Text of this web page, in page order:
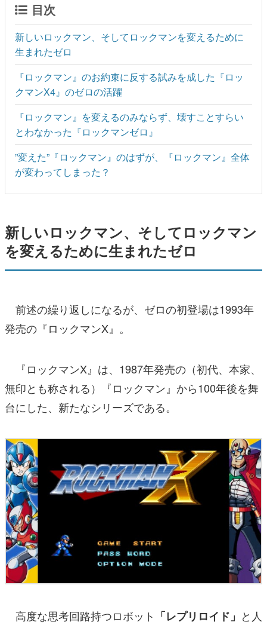
目次
新しいロックマン、そしてロックマンを変えるために
生まれたゼロ
『ロックマン』のお約束に反する試みを成した『ロッ
クマンX4』のゼロの活躍
『ロックマン』を変えるのみならず、壊すことすらい
とわなかった『ロックマンゼロ』
”変えた”『ロックマン』のはずが、『ロックマン』全体
が変わってしまった？
新しいロックマン、そしてロックマン
を変えるために生まれたゼロ
前述の繰り返しになるが、ゼロの初登場は1993年
発売の『ロックマンX』。
『ロックマンX』は、1987年発売の（初代、本家、
無印とも称される）『ロックマン』から100年後を舞
台にした、新たなシリーズである。
高度な思考回路持つロボット 「レプリロイド」 と人